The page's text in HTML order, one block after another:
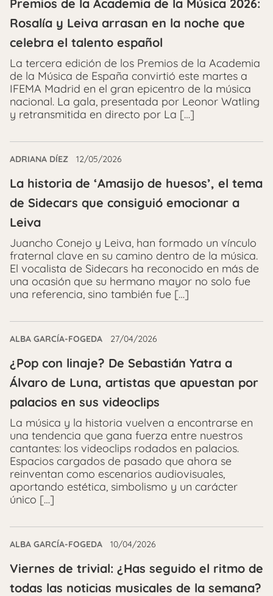
Premios de la Academia de la Música 2026:
Rosalía y Leiva arrasan en la noche que
celebra el talento español
La tercera edición de los Premios de la Academia
de la Música de España convirtió este martes a
IFEMA Madrid en el gran epicentro de la música
nacional. La gala, presentada por Leonor Watling
y retransmitida en directo por La […]
ADRIANA DÍEZ 12/05/2026
La historia de ‘Amasijo de huesos’, el tema
de Sidecars que consiguió emocionar a
Leiva
Juancho Conejo y Leiva, han formado un vínculo
fraternal clave en su camino dentro de la música.
El vocalista de Sidecars ha reconocido en más de
una ocasión que su hermano mayor no solo fue
una referencia, sino también fue […]
ALBA GARCÍA-FOGEDA 27/04/2026
¿Pop con linaje? De Sebastián Yatra a
Álvaro de Luna, artistas que apuestan por
palacios en sus videoclips
La música y la historia vuelven a encontrarse en
una tendencia que gana fuerza entre nuestros
cantantes: los videoclips rodados en palacios.
Espacios cargados de pasado que ahora se
reinventan como escenarios audiovisuales,
aportando estética, simbolismo y un carácter
único […]
ALBA GARCÍA-FOGEDA 10/04/2026
Viernes de trivial: ¿Has seguido el ritmo de
todas las noticias musicales de la semana?